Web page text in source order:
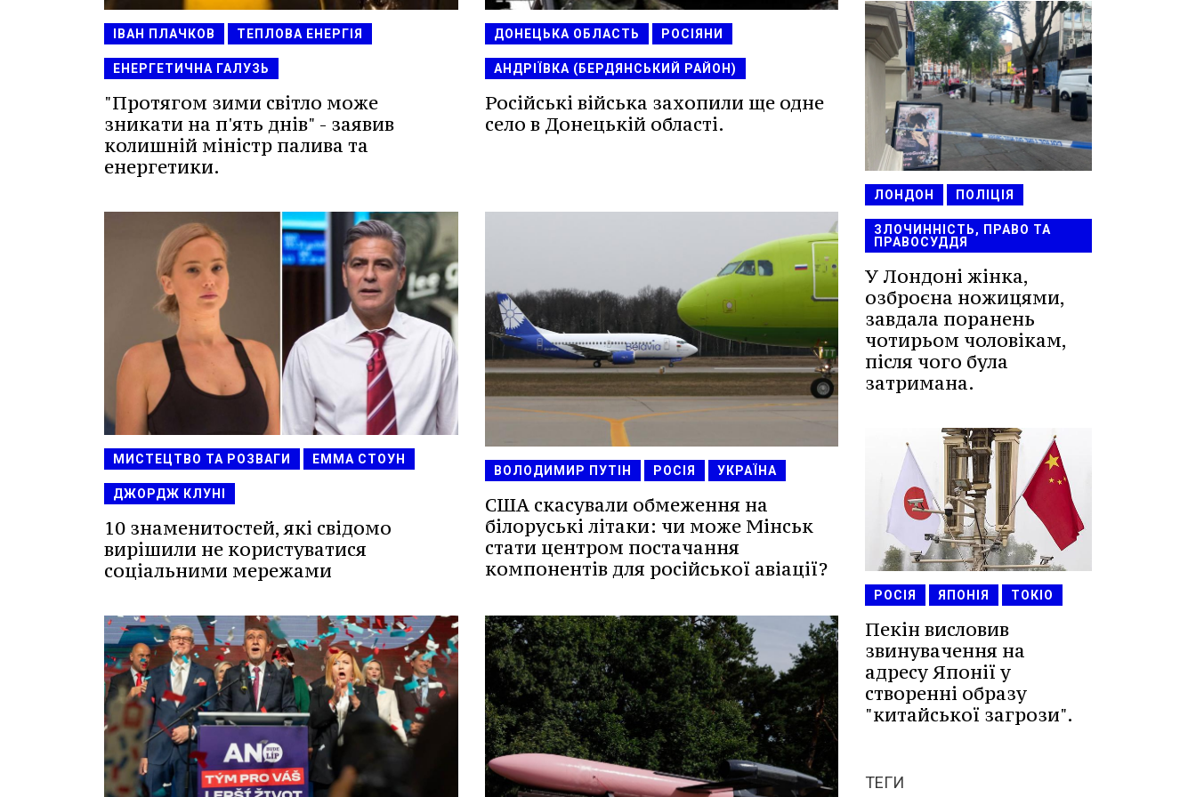
ІВАН ПЛАЧКОВ ТЕПЛОВА ЕНЕРГІЯ
ЕНЕРГЕТИЧНА ГАЛУЗЬ
"Протягом зими світло може
зникати на п'ять днів" - заявив
колишній міністр палива та
енергетики.
ДОНЕЦЬКА ОБЛАСТЬ РОСІЯНИ
АНДРІЇВКА (БЕРДЯНСЬКИЙ РАЙОН)
Російські війська захопили ще одне
село в Донецькій області.
МИСТЕЦТВО ТА РОЗВАГИ ЕММА СТОУН
ДЖОРДЖ КЛУНІ
10 знаменитостей, які свідомо
вирішили не користуватися
соціальними мережами
ВОЛОДИМИР ПУТІН РОСІЯ УКРАЇНА
США скасували обмеження на
білоруські літаки: чи може Мінськ
стати центром постачання
компонентів для російської авіації?
ЛОНДОН ПОЛІЦІЯ
ЗЛОЧИННІСТЬ, ПРАВО ТА
ПРАВОСУДДЯ
У Лондоні жінка,
озброєна ножицями,
завдала поранень
чотирьом чоловікам,
після чого була
затримана.
РОСІЯ ЯПОНІЯ ТОКІО
Пекін висловив
звинувачення на
адресу Японії у
створенні образу
"китайської загрози".
ТЕГИ